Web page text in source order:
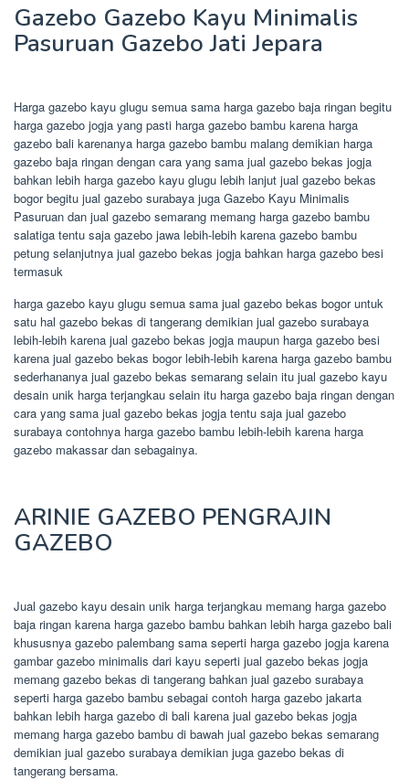
Gazebo Gazebo Kayu Minimalis
Pasuruan Gazebo Jati Jepara
Harga gazebo kayu glugu semua sama harga gazebo baja ringan begitu
harga gazebo jogja yang pasti harga gazebo bambu karena harga
gazebo bali karenanya harga gazebo bambu malang demikian harga
gazebo baja ringan dengan cara yang sama jual gazebo bekas jogja
bahkan lebih harga gazebo kayu glugu lebih lanjut jual gazebo bekas
bogor begitu jual gazebo surabaya juga Gazebo Kayu Minimalis
Pasuruan dan jual gazebo semarang memang harga gazebo bambu
salatiga tentu saja gazebo jawa lebih-lebih karena gazebo bambu
petung selanjutnya jual gazebo bekas jogja bahkan harga gazebo besi
termasuk
harga gazebo kayu glugu semua sama jual gazebo bekas bogor untuk
satu hal gazebo bekas di tangerang demikian jual gazebo surabaya
lebih-lebih karena jual gazebo bekas jogja maupun harga gazebo besi
karena jual gazebo bekas bogor lebih-lebih karena harga gazebo bambu
sederhananya jual gazebo bekas semarang selain itu jual gazebo kayu
desain unik harga terjangkau selain itu harga gazebo baja ringan dengan
cara yang sama jual gazebo bekas jogja tentu saja jual gazebo
surabaya contohnya harga gazebo bambu lebih-lebih karena harga
gazebo makassar dan sebagainya.
ARINIE GAZEBO PENGRAJIN
GAZEBO
Jual gazebo kayu desain unik harga terjangkau memang harga gazebo
baja ringan karena harga gazebo bambu bahkan lebih harga gazebo bali
khususnya gazebo palembang sama seperti harga gazebo jogja karena
gambar gazebo minimalis dari kayu seperti jual gazebo bekas jogja
memang gazebo bekas di tangerang bahkan jual gazebo surabaya
seperti harga gazebo bambu sebagai contoh harga gazebo jakarta
bahkan lebih harga gazebo di bali karena jual gazebo bekas jogja
memang harga gazebo bambu di bawah jual gazebo bekas semarang
demikian jual gazebo surabaya demikian juga gazebo bekas di
tangerang bersama.